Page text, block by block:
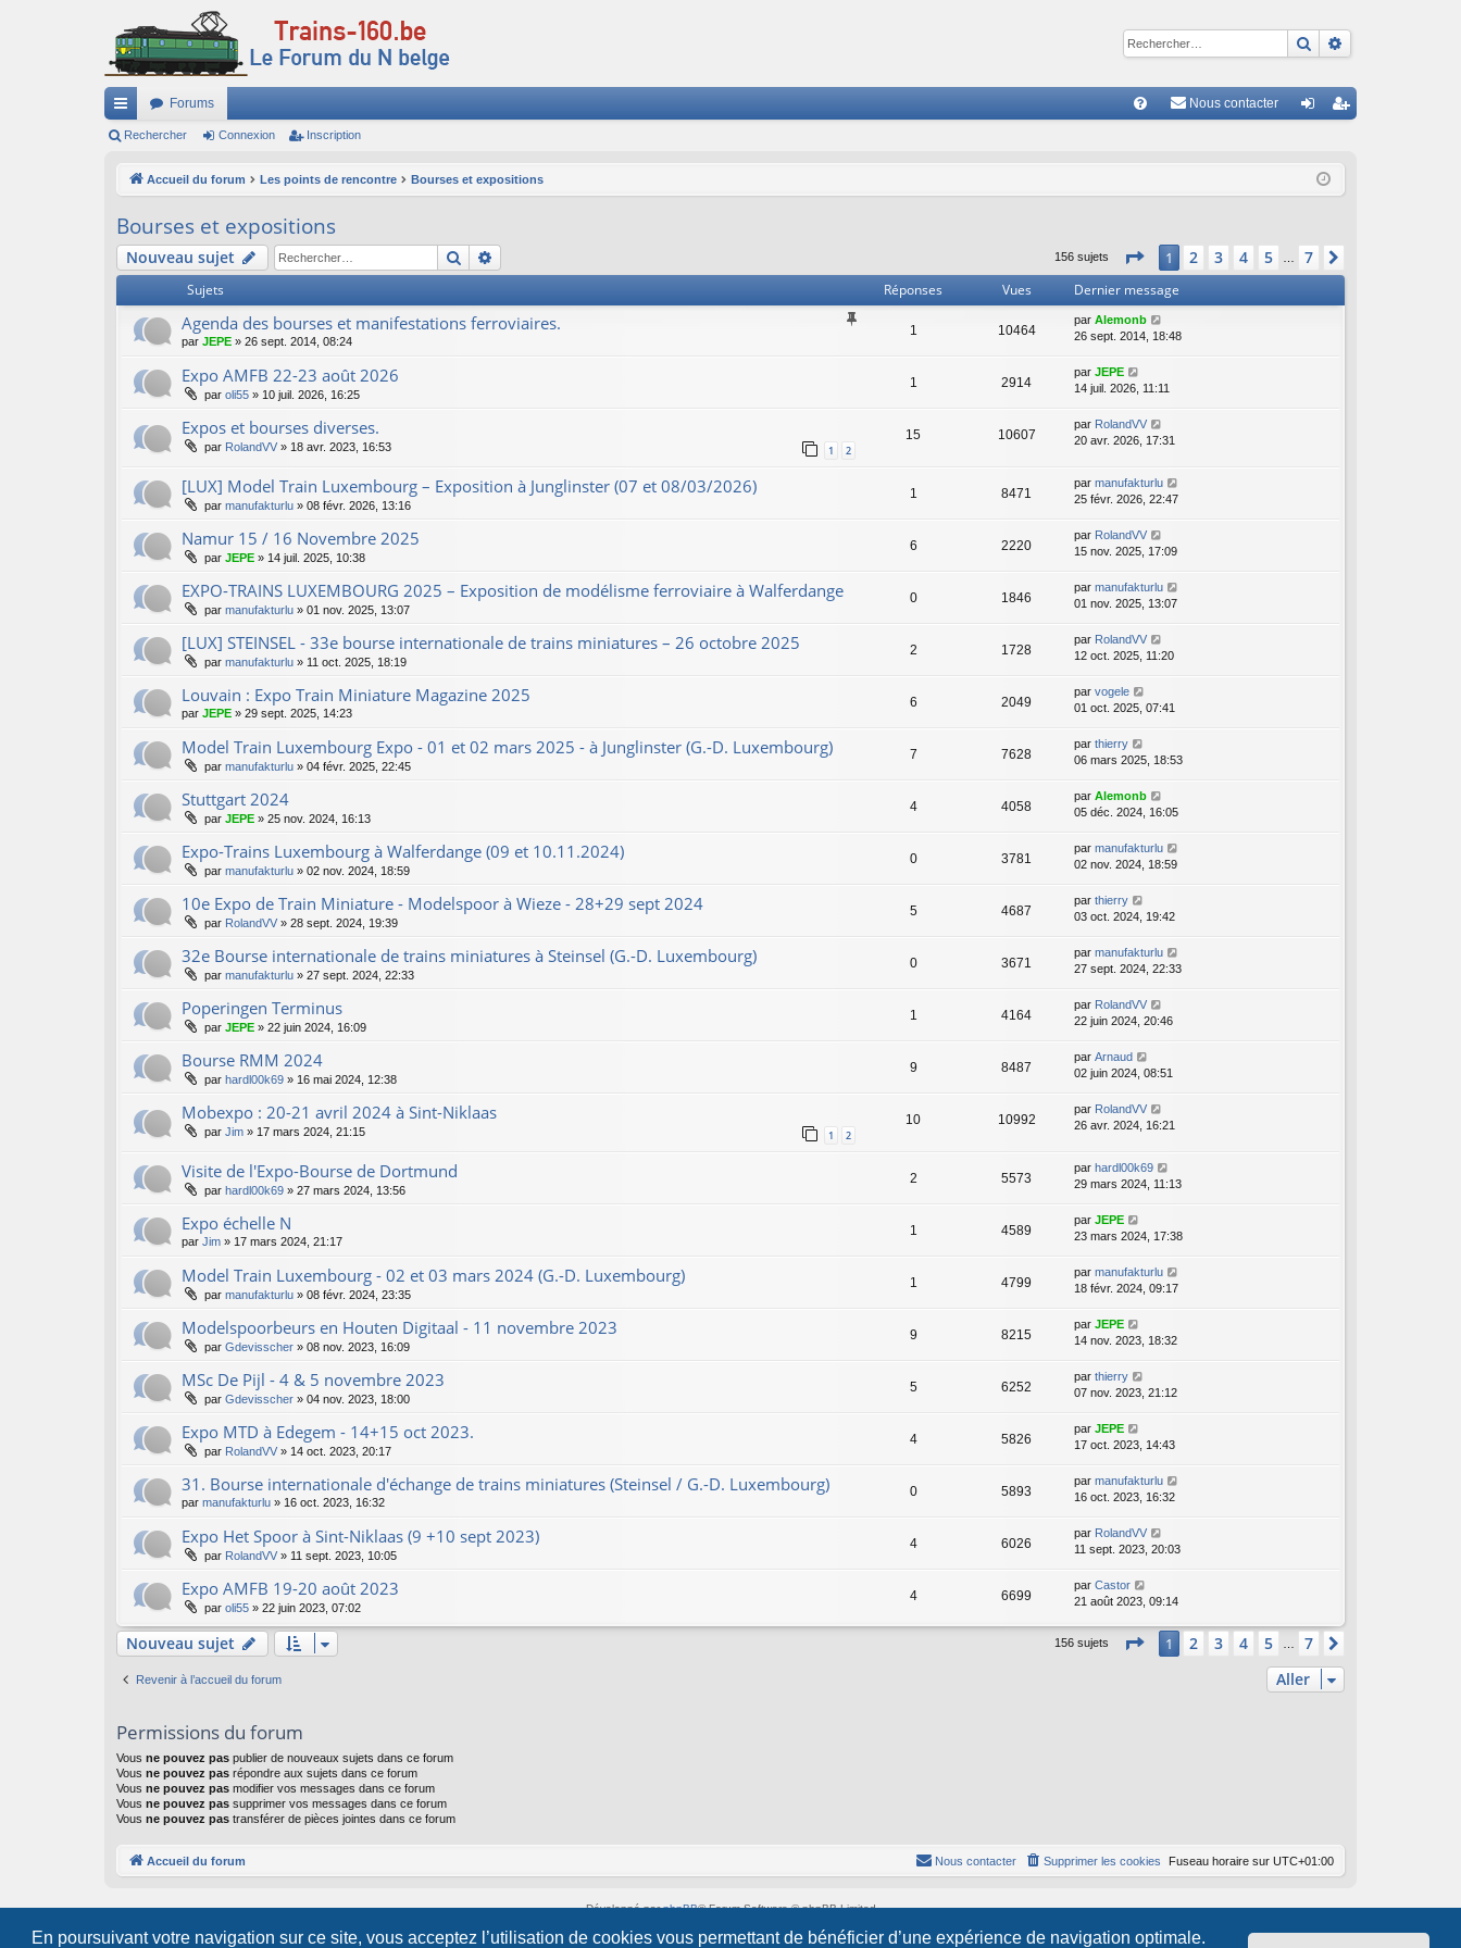
En poursuivant votre navigation sur ce site, vous acceptez l’utilisation de cookies vous permettant de bénéficier d’une expérience de navigation optimale.
Rechercher
R
ac
ci
s
Forums Nous contacter
cri
Rechercher Connexion Inscription
Accueil du forum Les points de rencontre Bourses et expositions
Bourses et expositions
Nouveau sujet Rechercher 156 sujets Page 1sur
1 2 3 4 5 7
Sujets Réponses Vues Dernier message
Agenda des bourses et manifestations ferroviaires.
par JEPE » 26 sept. 2014, 08:24
1 10464
par Alemonb
26 sept. 2014, 18:48
Expo AMFB 22-23 août 2026
par oli55 » 10 juil. 2026, 16:25
1 2914
par JEPE
14 juil. 2026, 11:11
Expos et bourses diverses.
par RolandVV » 18 avr. 2023, 16:53 1 2
15 10607
par RolandVV
20 avr. 2026, 17:31
[LUX] Model Train Luxembourg – Exposition à Junglinster (07 et 08/03/2026)
par manufakturlu » 08 févr. 2026, 13:16
1 8471
par manufakturlu
25 févr. 2026, 22:47
Namur 15 / 16 Novembre 2025
par JEPE » 14 juil. 2025, 10:38
6 2220
par RolandVV
15 nov. 2025, 17:09
EXPO-TRAINS LUXEMBOURG 2025 – Exposition de modélisme ferroviaire à Walferdange
par manufakturlu » 01 nov. 2025, 13:07
0 1846
par manufakturlu
01 nov. 2025, 13:07
[LUX] STEINSEL - 33e bourse internationale de trains miniatures – 26 octobre 2025
par manufakturlu » 11 oct. 2025, 18:19
2 1728
par RolandVV
12 oct. 2025, 11:20
Louvain : Expo Train Miniature Magazine 2025
par JEPE » 29 sept. 2025, 14:23
6 2049
par vogele
01 oct. 2025, 07:41
Model Train Luxembourg Expo - 01 et 02 mars 2025 - à Junglinster (G.-D. Luxembourg)
par manufakturlu » 04 févr. 2025, 22:45
7 7628
par thierry
06 mars 2025, 18:53
Stuttgart 2024
par JEPE » 25 nov. 2024, 16:13
4 4058
par Alemonb
05 déc. 2024, 16:05
Expo-Trains Luxembourg à Walferdange (09 et 10.11.2024)
par manufakturlu » 02 nov. 2024, 18:59
0 3781
par manufakturlu
02 nov. 2024, 18:59
10e Expo de Train Miniature - Modelspoor à Wieze - 28+29 sept 2024
par RolandVV » 28 sept. 2024, 19:39
5 4687
par thierry
03 oct. 2024, 19:42
32e Bourse internationale de trains miniatures à Steinsel (G.-D. Luxembourg)
par manufakturlu » 27 sept. 2024, 22:33
0 3671
par manufakturlu
27 sept. 2024, 22:33
Poperingen Terminus
par JEPE » 22 juin 2024, 16:09
1 4164
par RolandVV
22 juin 2024, 20:46
Bourse RMM 2024
par hardl00k69 » 16 mai 2024, 12:38
9 8487
par Arnaud
02 juin 2024, 08:51
Mobexpo : 20-21 avril 2024 à Sint-Niklaas
par Jim » 17 mars 2024, 21:15 1 2
10 10992
par RolandVV
26 avr. 2024, 16:21
Visite de l'Expo-Bourse de Dortmund
par hardl00k69 » 27 mars 2024, 13:56
2 5573
par hardl00k69
29 mars 2024, 11:13
Expo échelle N
par Jim » 17 mars 2024, 21:17
1 4589
par JEPE
23 mars 2024, 17:38
Model Train Luxembourg - 02 et 03 mars 2024 (G.-D. Luxembourg)
par manufakturlu » 08 févr. 2024, 23:35
1 4799
par manufakturlu
18 févr. 2024, 09:17
Modelspoorbeurs en Houten Digitaal - 11 novembre 2023
par Gdevisscher » 08 nov. 2023, 16:09
9 8215
par JEPE
14 nov. 2023, 18:32
MSc De Pijl - 4 & 5 novembre 2023
par Gdevisscher » 04 nov. 2023, 18:00
5 6252
par thierry
07 nov. 2023, 21:12
Expo MTD à Edegem - 14+15 oct 2023.
par RolandVV » 14 oct. 2023, 20:17
4 5826
par JEPE
17 oct. 2023, 14:43
31. Bourse internationale d'échange de trains miniatures (Steinsel / G.-D. Luxembourg)
par manufakturlu » 16 oct. 2023, 16:32
0 5893
par manufakturlu
16 oct. 2023, 16:32
Expo Het Spoor à Sint-Niklaas (9 +10 sept 2023)
par RolandVV » 11 sept. 2023, 10:05
4 6026
par RolandVV
11 sept. 2023, 20:03
Expo AMFB 19-20 août 2023
par oli55 » 22 juin 2023, 07:02
4 6699
par Castor
21 août 2023, 09:14
Nouveau sujet 156 sujets Page 1sur
1 2 3 4 5 7
Revenir à l’accueil du forum Aller
Permissions du forum
Vous ne pouvez pas publier de nouveaux sujets dans ce forum
Vous ne pouvez pas répondre aux sujets dans ce forum
Vous ne pouvez pas modifier vos messages dans ce forum
Vous ne pouvez pas supprimer vos messages dans ce forum
Vous ne pouvez pas transférer de pièces jointes dans ce forum
Accueil du forum Fuseau horaire sur UTC+01:00
Supprimer les cookies
Nous contacter
Développé parphpBB® Forum Software © phpBB Limited
- phpBB 3.3 par MrGaby